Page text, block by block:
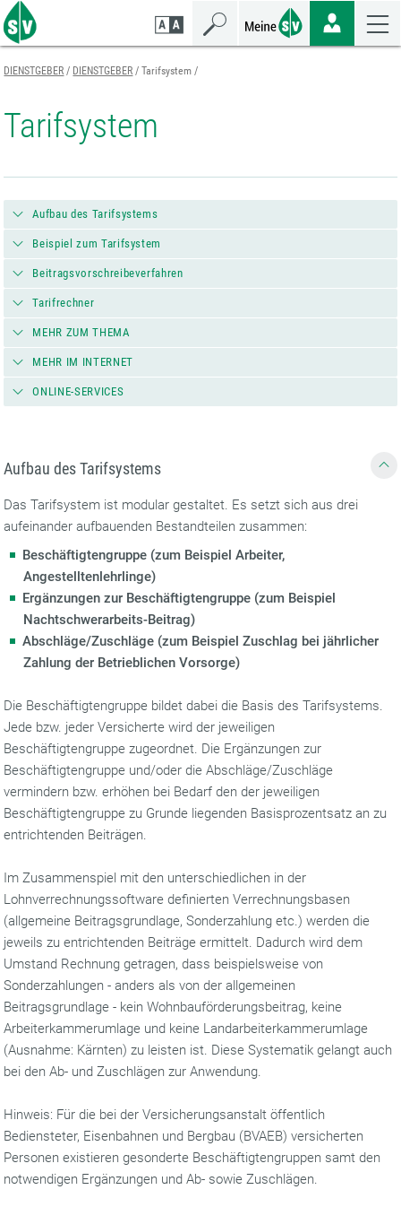
Zum
Seiteninhalt
springen
Zur
Navigation
springen
Zur
Mobilen
Navigation
springen
DIENSTGEBER DIENSTGEBER Tarifsystem
Tarifsystem
Aufbau des Tarifsystems
Beispiel zum Tarifsystem
Beitragsvorschreibeverfahren
Tarifrechner
MEHR ZUM THEMA
MEHR IM INTERNET
ONLINE-SERVICES
Aufbau des Tarifsystems
Das Tarifsystem ist modular gestaltet. Es setzt sich aus drei
aufeinander aufbauenden Bestandteilen zusammen:
Beschäftigtengruppe (zum Beispiel Arbeiter,
Angestelltenlehrlinge)
Ergänzungen zur ­Beschäftigtengruppe (zum Beispiel
Nachtschwerarbeits-Beitrag)
Abschläge/Zuschläge (zum Beispiel Zuschlag bei jährlicher
Zahlung der Betrieblichen Vorsorge)
Die Beschäftigtengruppe bildet dabei die Basis des Tarifsystems.
Jede bzw. jeder Versicherte wird der jeweiligen
Beschäftigtengruppe zugeordnet. Die Ergänzungen zur
Beschäftigtengruppe und/oder die Abschläge/Zuschläge
vermindern bzw. erhöhen bei Bedarf den der jeweiligen
Beschäftigtengruppe zu Grunde liegenden Basisprozentsatz an zu
entrichtenden Beiträgen.
Im Zusammenspiel mit den unterschiedlichen in der
Lohnverrechnungssoftware definierten Verrechnungsbasen
(allgemeine Beitragsgrundlage, Sonderzahlung etc.) werden die
jeweils zu entrichtenden Beiträge ermittelt. Dadurch wird dem
Umstand Rechnung getragen, dass beispielsweise von
Sonderzahlungen - anders als von der allgemeinen
Beitragsgrundlage - kein Wohnbauförderungsbeitrag, keine
Arbeiterkammerumlage und keine Landarbeiterkammerumlage
(Ausnahme: Kärnten) zu leisten ist. Diese Systematik gelangt auch
bei den Ab- und Zuschlägen zur Anwendung.
Hinweis: Für die bei der Versicherungsanstalt öffentlich
Bediensteter, Eisenbahnen und Bergbau (BVAEB) versicherten
Personen existieren gesonderte Beschäftigtengruppen samt den
notwendigen Ergänzungen und Ab- sowie Zuschlägen.